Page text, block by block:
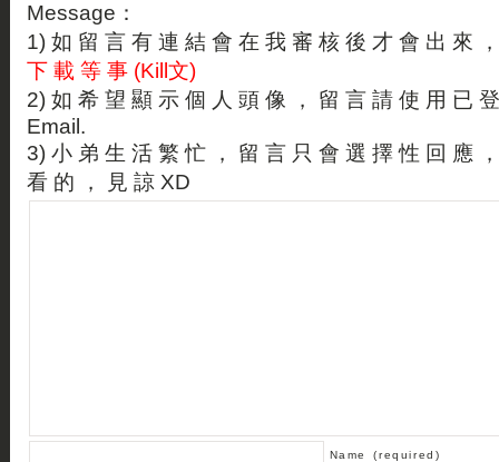
Message：
1) 如 留 言 有 連 結 會 在 我 審 核 後 才 會 出 來
下 載 等 事 (Kill文)
2) 如 希 望 顯 示 個 人 頭 像 ， 留 言 請 使 用 已
Email.
3) 小 弟 生 活 繁 忙 ， 留 言 只 會 選 擇 性 回 應
看 的 ， 見 諒 XD
Name (required)